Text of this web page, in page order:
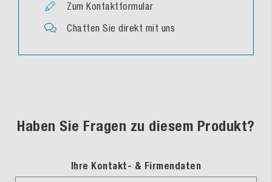
Zum Kontaktformular
Chatten Sie direkt mit uns
Haben Sie Fragen zu diesem Produkt?
Ihre Kontakt- & Firmendaten